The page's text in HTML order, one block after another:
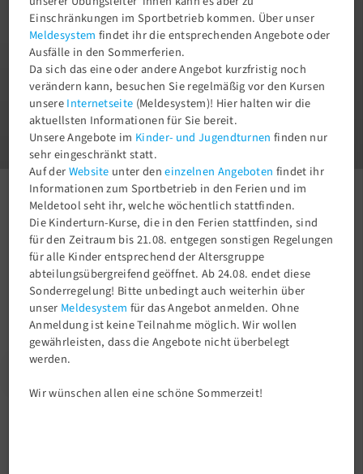
1 3
Aktuelles Newsroom 1. Leistungsriege
Einschränkungen im Sportbetrieb kommen. Über unser
Meldesystem findet ihr die entsprechenden Angebote oder
Ausfälle in den Sommerferien.
Da sich das eine oder andere Angebot kurzfristig noch
verändern kann, besuchen Sie regelmäßig vor den Kursen
unsereInternetseite (Meldesystem)! Hier halten wir die
aktuellsten Informationen für Sie bereit.
Unsere Angebote im Kinder- und Jugendturnen finden nur
sehr eingeschränkt statt.
Auf derWebsite unter deneinzelnen Angeboten findet ihr
Informationen zum Sportbetrieb in den Ferien und im
Meldetool seht ihr, welche wöchentlich stattfinden.
Die Kinderturn-Kurse, die in den Ferien stattfinden, sind
für den Zeitraum bis 21.08. entgegen sonstigen Regelungen
für alle Kinder entsprechend der Altersgruppe
abteilungsübergreifend geöffnet. Ab 24.08. endet diese
Sonderregelung! Bitte unbedingt auch weiterhin über
unser Meldesystem für das Angebot anmelden. Ohne
Anmeldung ist keine Teilnahme möglich. Wir wollen
gewährleisten, dass die Angebote nicht überbelegt
werden.
Wir wünschen allen eine schöne Sommerzeit!